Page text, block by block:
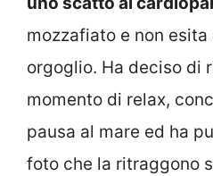
mozzafiato e non
orgoglio. Ha deciso di
momento di relax,
pausa al mare ed ha
foto che la ritraggono